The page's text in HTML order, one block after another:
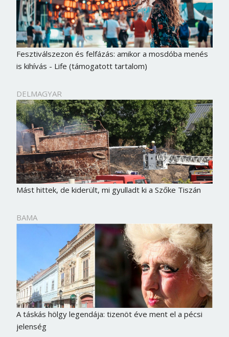
Fesztiválszezon és felfázás: amikor a mosdóba menés
is kihívás - Life (támogatott tartalom)
DELMAGYAR
Mást hittek, de kiderült, mi gyulladt ki a Szőke Tiszán
BAMA
A táskás hölgy legendája: tizenöt éve ment el a pécsi
jelenség